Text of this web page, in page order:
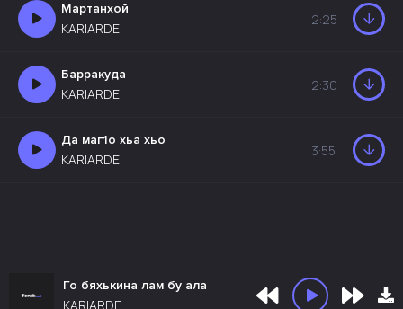
Мартанхой
KARIARDE
2:25
Барракуда
KARIARDE
2:30
Да маг1о хьа хьо
KARIARDE
3:55
Го бяхькина лам бу ала
KARIARDE